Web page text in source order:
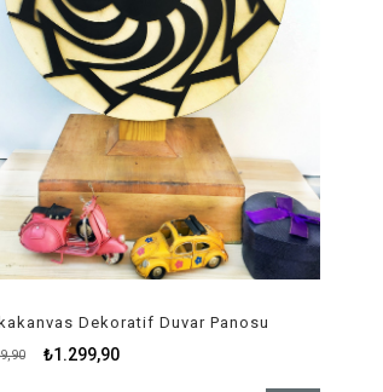
Dekoratif Duvar Panosu
₺1.299,90